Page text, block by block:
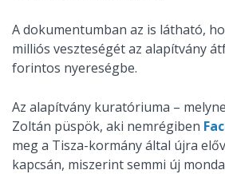
A dokumentumban az is látható,
milliós veszteségét az alapítvány
forintos nyereségbe.
Az alapítvány kuratóriuma –
Zoltán püspök, aki nemrégiben
meg a Tisza-kormány által újra
kapcsán, miszerint semmi új